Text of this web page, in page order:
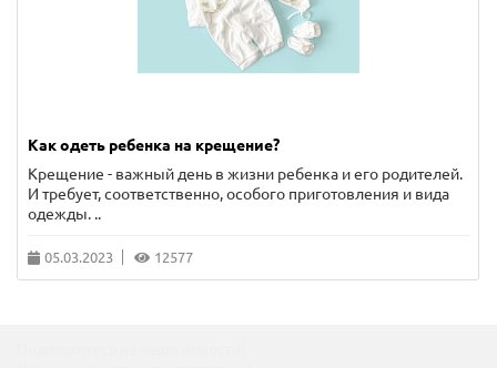
Как одеть ребенка на крещение?
Крещение - важный день в жизни ребенка и его родителей.
И требует, соответственно, особого приготовления и вида
одежды. ..
05.03.2023 12577